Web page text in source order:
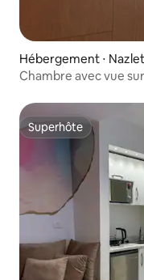
Hébergement ⋅
Chambre avec vue
Superhôte
Superhôte